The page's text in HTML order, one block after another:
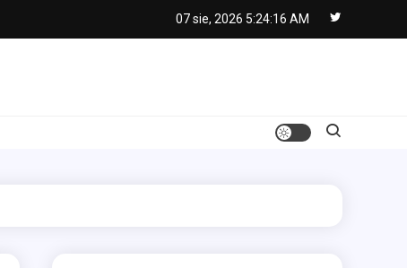
07 sie, 2026 5:24:18 AM